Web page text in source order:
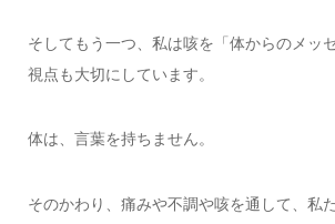
そしてもう一つ、私は咳を「体からのメッ
視点も大切にしています。
体は、言葉を持ちません。
そのかわり、痛みや不調や咳を通して、私